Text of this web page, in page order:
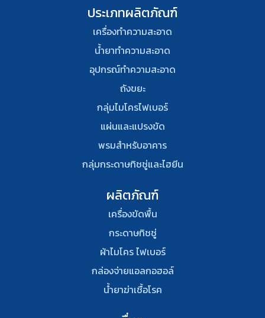
ประเภทผลิตภัณฑ์
เครื่องทำความสะอาด
น้ำยาทำความสะอาด
อุปกรณ์ทําความสะอาด
ถังขยะ
กลุ่มไมโครไฟเบอร์
แผ่นและแปรงขัด
พรมสําหรับอาคาร
กลุ่มกระดาษทิชชู่และไฮยีน
ผลิตภัณฑ์
เครื่องขัดพื้น
กระดาษทิชชู่
ผ้าไมโคร ไฟเบอร์
กล่องจ่ายแอลกอฮอล์
น้ำยาฆ่าเชื้อโรค